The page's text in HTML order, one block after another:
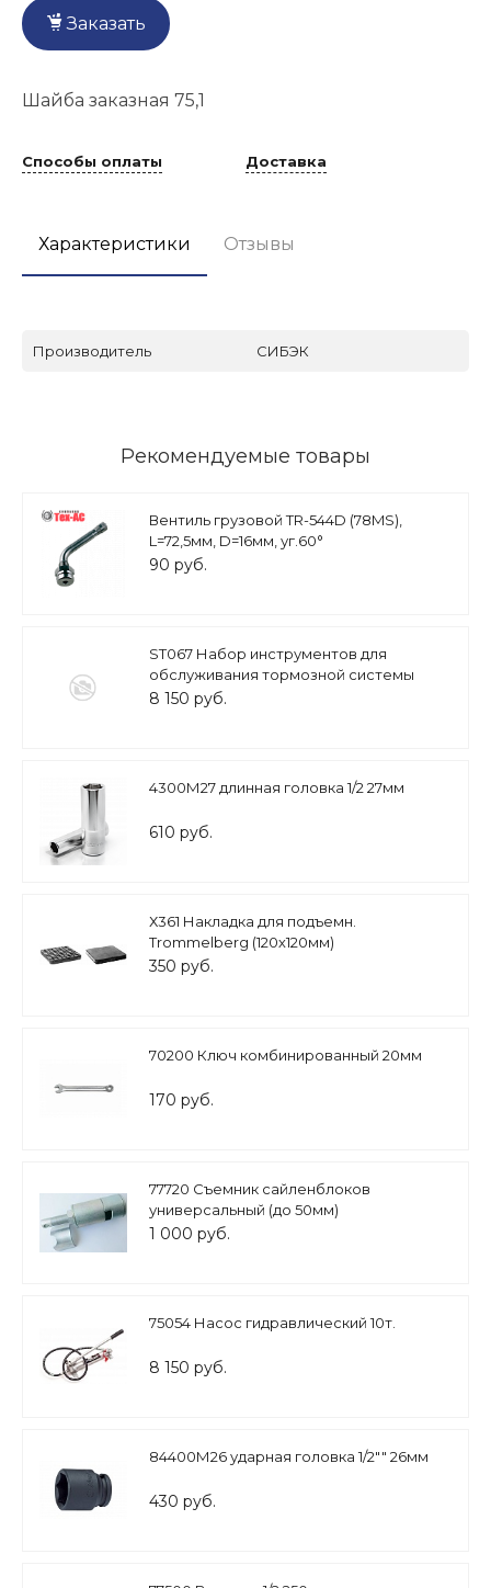
Заказать
Шайба заказная 75,1
Способы оплаты Доставка
Характеристики Отзывы
Производитель СИБЭК
Рекомендуемые товары
Вентиль грузовой TR-544D (78MS),
L=72,5мм, D=16мм, уг.60°
90 руб.
ST067 Набор инструментов для
обслуживания тормозной системы
8 150 руб.
4300М27 длинная головка 1/2 27мм
610 руб.
Х361 Накладка для подъемн.
Trommelberg (120х120мм)
350 руб.
70200 Ключ комбинированный 20мм
170 руб.
77720 Съемник сайленблоков
универсальный (до 50мм)
1 000 руб.
75054 Насос гидравлический 10т.
8 150 руб.
84400М26 ударная головка 1/2"" 26мм
430 руб.